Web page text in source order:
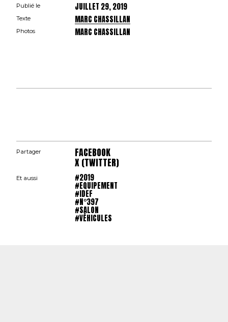
Publié le JUILLET 29, 2019
Texte MARC CHASSILLAN
Photos MARC CHASSILLAN
Partager FACEBOOK
X (TWITTER)
Et aussi #2019
#EQUIPEMENT
#IDEF
#N°397
#SALON
#VÉHICULES